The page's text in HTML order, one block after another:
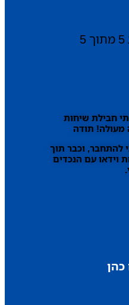
חבילת שיחות
מעולה! תודה
להתחבר, וכבר תוך
וידאו עם הנכדים
כהן